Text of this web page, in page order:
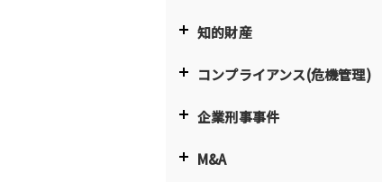
知的財産
コンプライアンス(危機管理)
企業刑事事件
M&A